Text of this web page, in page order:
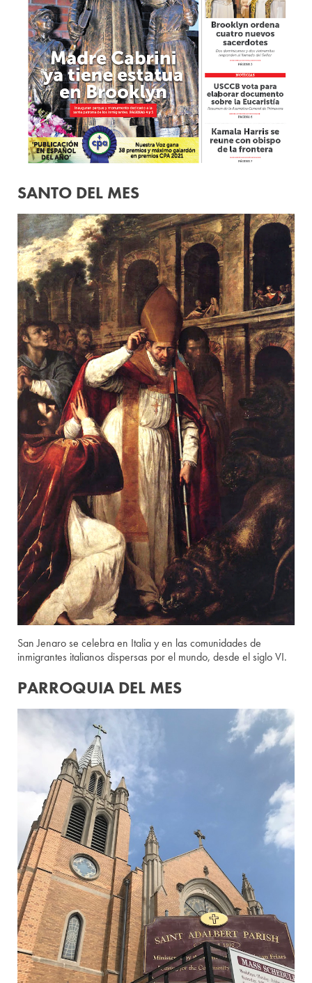
SANTO DEL MES
San Jenaro se celebra en Italia y en las comunidades de
inmigrantes italianos dispersas por el mundo, desde el siglo VI.
PARROQUIA DEL MES